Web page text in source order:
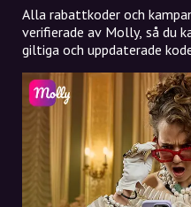
Alla rabattkoder och
verifierade av Molly, så du
giltiga och uppdaterade